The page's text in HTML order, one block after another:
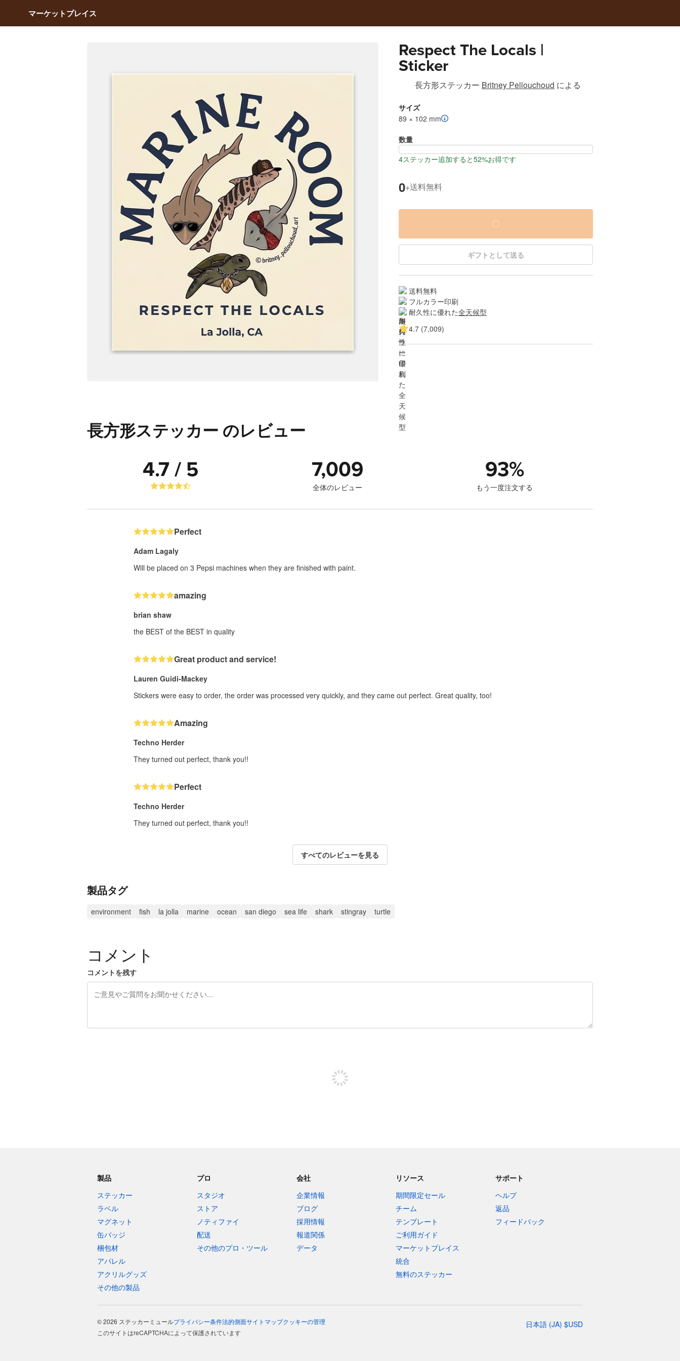
マーケットプレイス
Respect The Locals |
Sticker
長方形ステッカー Britney Pellouchoud による
サイズ
89 × 102 mm
数量
4ステッカー追加すると52%お得です
0+送料無料
ギフトとして送る
送料無料
フルカラー印刷
耐久性に優れた全天候型
4.7 (7,009)
長方形ステッカー のレビュー
4.7 / 5 7,009
全体のレビュー
93%
もう一度注文する
Perfect
Adam Lagaly
Will be placed on 3 Pepsi machines when they are finished with paint.
amazing
brian shaw
the BEST of the BEST in quality
Great product and service!
Lauren Guidi-Mackey
Stickers were easy to order, the order was processed very quickly, and they came out perfect. Great quality, too!
Amazing
Techno Herder
They turned out perfect, thank you!!
Perfect
Techno Herder
They turned out perfect, thank you!!
すべてのレビューを見る
製品タグ
environment fish la jolla marine ocean san diego sea life shark stingray turtle
コメント
コメントを残す
製品
ステッカー
ラベル
マグネット
缶バッジ
梱包材
アパレル
アクリルグッズ
その他の製品
プロ
スタジオ
ストア
ノティファイ
配送
その他のプロ・ツール
会社
企業情報
ブログ
採用情報
報道関係
データ
リソース
期間限定セール
チーム
テンプレート
ご利用ガイド
マーケットプレイス
統合
無料のステッカー
サポート
ヘルプ
返品
フィードバック
© 2026 ステッカーミュールプライバシー条件法的側面サイトマップクッキーの管理 日本語 (JA) $USD
このサイトはreCAPTCHAによって保護されています